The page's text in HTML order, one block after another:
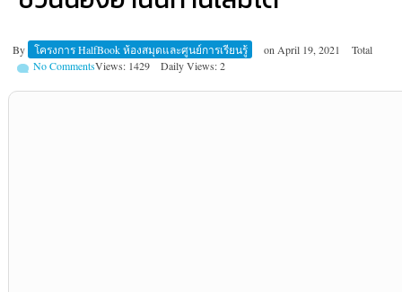
By โครงการ HalfBook ห้องสมุดและศูนย์การเรียนรู้ on April 19, 2021
Total
Views: 1429
Daily Views: 2
No Comments